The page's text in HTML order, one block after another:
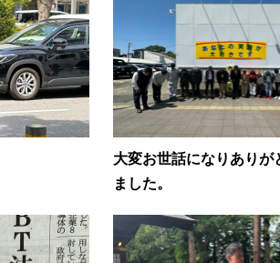
大変お世話になりありが
ました。